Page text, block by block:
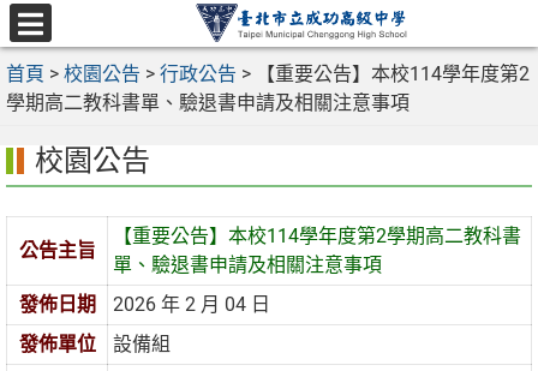
跳
至
主
要
區
選
單
首頁 > 校園公告 > 行政公告 >
【重要公告】本校114學年度第2
學期高二教科書單、驗退書申請及相關注意事項
校園公告
公告主旨
【重要公告】本校114學年度第2學期高二教科書
單、驗退書申請及相關注意事項
發佈日期
2026 年 2 月 04 日
發佈單位
設備組